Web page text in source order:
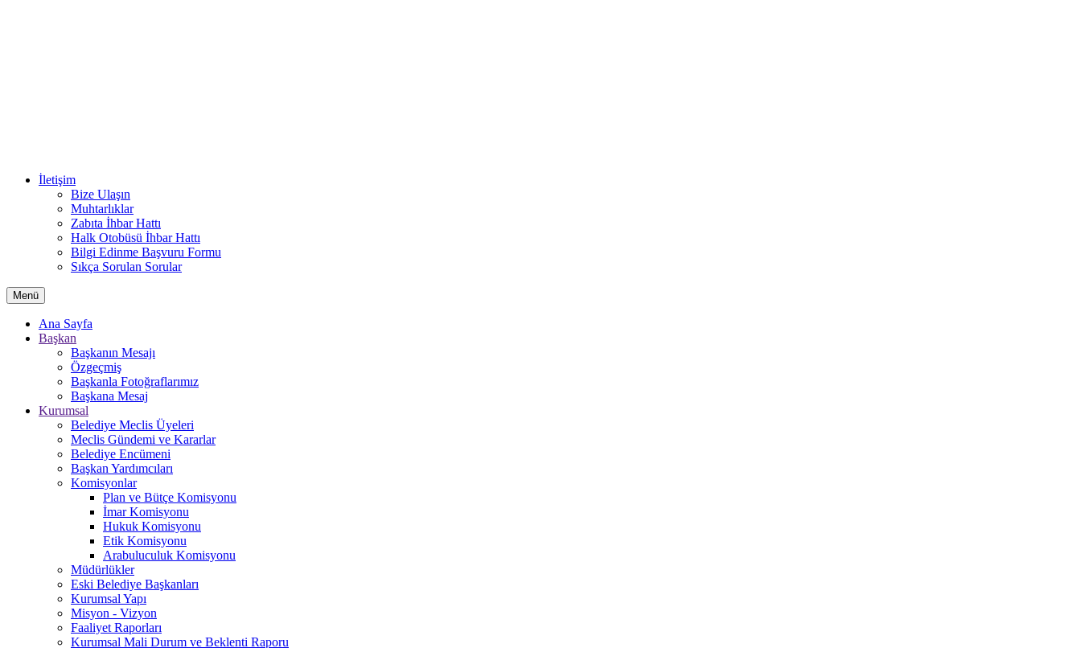
İletişim
Bize Ulaşın
Muhtarlıklar
Zabıta İhbar Hattı
Halk Otobüsü İhbar Hattı
Bilgi Edinme Başvuru Formu
Sıkça Sorulan Sorular
Menü
Ana Sayfa
Başkan
Başkanın Mesajı
Özgeçmiş
Başkanla Fotoğraflarımız
Başkana Mesaj
Kurumsal
Belediye Meclis Üyeleri
Meclis Gündemi ve Kararlar
Belediye Encümeni
Başkan Yardımcıları
Komisyonlar
Plan ve Bütçe Komisyonu
İmar Komisyonu
Hukuk Komisyonu
Etik Komisyonu
Arabuluculuk Komisyonu
Müdürlükler
Eski Belediye Başkanları
Kurumsal Yapı
Misyon - Vizyon
Faaliyet Raporları
Kurumsal Mali Durum ve Beklenti Raporu